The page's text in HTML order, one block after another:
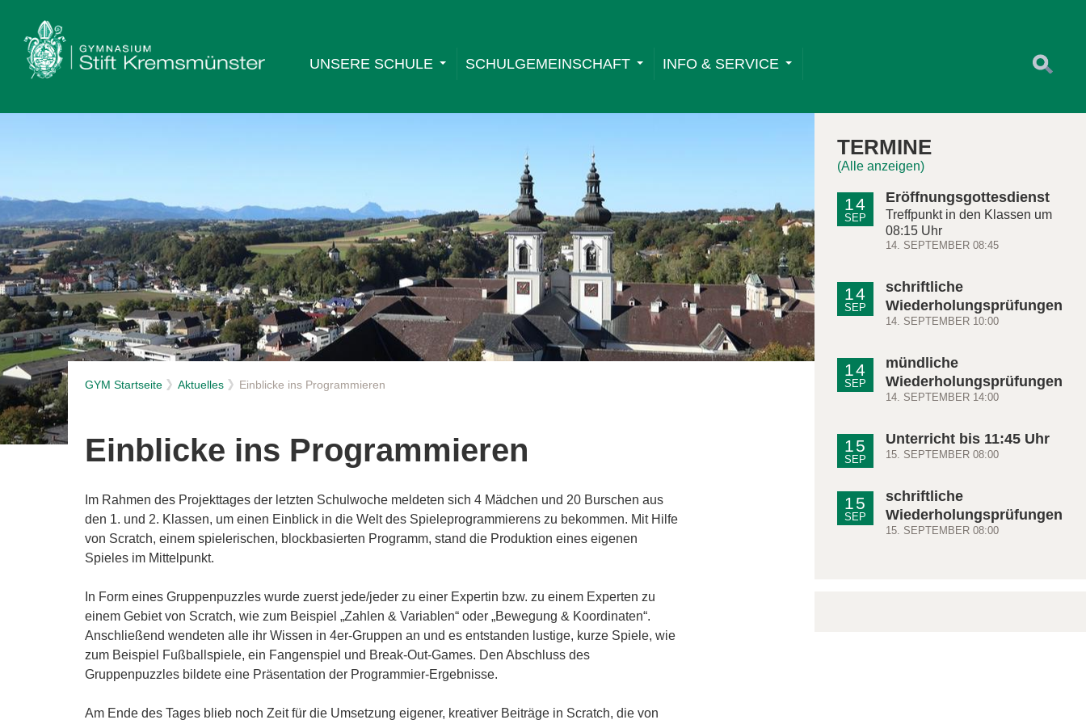
UNSERE SCHULE SCHULGEMEINSCHAFT INFO & SERVICE
GYM Startseite Aktuelles Einblicke ins Programmieren
Einblicke ins Programmieren
Im Rahmen des Projekttages der letzten Schulwoche meldeten sich 4 Mädchen und 20 Burschen aus
den 1. und 2. Klassen, um einen Einblick in die Welt des Spieleprogrammierens zu bekommen. Mit Hilfe
von Scratch, einem spielerischen, blockbasierten Programm, stand die Produktion eines eigenen
Spieles im Mittelpunkt.
In Form eines Gruppenpuzzles wurde zuerst jede/jeder zu einer Expertin bzw. zu einem Experten zu
einem Gebiet von Scratch, wie zum Beispiel „Zahlen & Variablen“ oder „Bewegung & Koordinaten“.
Anschließend wendeten alle ihr Wissen in 4er-Gruppen an und es entstanden lustige, kurze Spiele, wie
zum Beispiel Fußballspiele, ein Fangenspiel und Break-Out-Games. Den Abschluss des
Gruppenpuzzles bildete eine Präsentation der Programmier-Ergebnisse.
Am Ende des Tages blieb noch Zeit für die Umsetzung eigener, kreativer Beiträge in Scratch, die von
TERMINE
(Alle anzeigen)
14
SEP
Eröffnungsgottesdienst
Treffpunkt in den Klassen um
08:15 Uhr
14. SEPTEMBER 08:45
14
SEP
schriftliche
Wiederholungsprüfungen
14. SEPTEMBER 10:00
14
SEP
mündliche
Wiederholungsprüfungen
14. SEPTEMBER 14:00
15
SEP
Unterricht bis 11:45 Uhr
15. SEPTEMBER 08:00
15
SEP
schriftliche
Wiederholungsprüfungen
15. SEPTEMBER 08:00